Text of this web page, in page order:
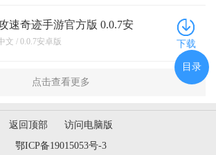
速奇迹手游官方版 0.0.7安
文 / 0.0.7安卓版 下载
点击查看更多
返回顶部
访问电脑版
鄂ICP备19015053号-3
目录